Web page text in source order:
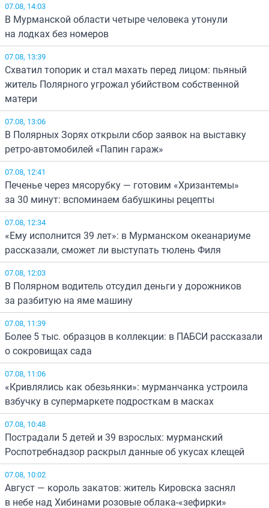
07.08, 14:03
В Мурманской области четыре человека утонули
на лодках без номеров
07.08, 13:39
Схватил топорик и стал махать перед лицом: пьяный
житель Полярного угрожал убийством собственной
матери
07.08, 13:06
В Полярных Зорях открыли сбор заявок на выставку
ретро-автомобилей «Папин гараж»
07.08, 12:41
Печенье через мясорубку — готовим «Хризантемы»
за 30 минут: вспоминаем бабушкины рецепты
07.08, 12:34
«Ему исполнится 39 лет»: в Мурманском океанариуме
рассказали, сможет ли выступать тюлень Филя
07.08, 12:03
В Полярном водитель отсудил деньги у дорожников
за разбитую на яме машину
07.08, 11:39
Более 5 тыс. образцов в коллекции: в ПАБСИ рассказали
о сокровищах сада
07.08, 11:06
«Кривлялись как обезьянки»: мурманчанка устроила
взбучку в супермаркете подросткам в масках
07.08, 10:48
Пострадали 5 детей и 39 взрослых: мурманский
Роспотребнадзор раскрыл данные об укусах клещей
07.08, 10:02
Август — король закатов: житель Кировска заснял
в небе над Хибинами розовые облака-«зефирки»